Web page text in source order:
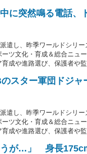
（取材・文＝THE
に突然鳴る電話、
遣し、昨季ワールドシリ
ツ文化・育成＆総合ニュ
成や進路選び、保護者や
ースのムーキー・ベッツ
に分類されるサイズながら
れている。体格に恵まれず
編集部・鉾久 真大）
スター軍団ドジャ
遣し、昨季ワールドシリ
ツ文化・育成＆総合ニュ
成や進路選び、保護者や
華やかなフィールドで試合
うが…」 身長